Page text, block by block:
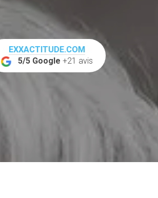
EXXACTITUDE.COM
5/5 Google +21 avis